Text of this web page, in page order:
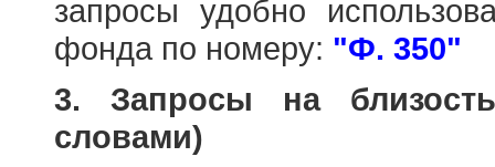
запросы удобно
фонда по номеру: "Ф. 350"
3. Запросы на
словами)